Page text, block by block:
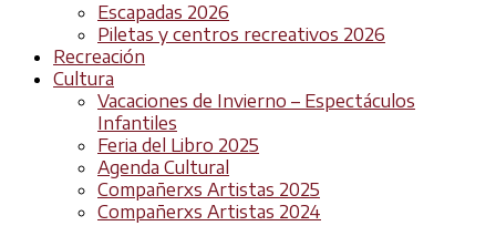
Escapadas 2026
Piletas y centros recreativos 2026
Recreación
Cultura
Vacaciones de Invierno – Espectáculos
Infantiles
Feria del Libro 2025
Agenda Cultural
Compañerxs Artistas 2025
Compañerxs Artistas 2024